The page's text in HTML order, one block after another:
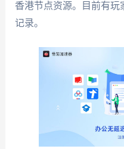
香港节点资源。目前有玩
记录。